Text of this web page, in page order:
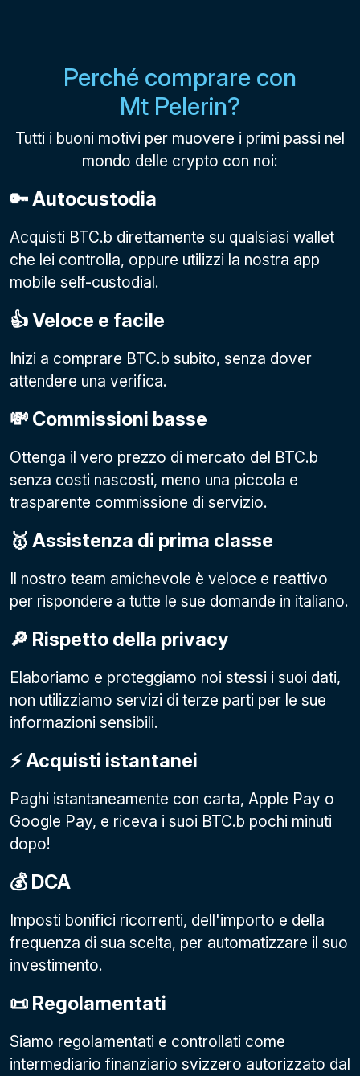
Perché comprare con
Mt Pelerin?
Tutti i buoni motivi per muovere i primi passi nel
mondo delle crypto con noi:
🔑 Autocustodia
Acquisti BTC.b direttamente su qualsiasi wallet
che lei controlla, oppure utilizzi la nostra app
mobile self-custodial.
👍 Veloce e facile
Inizi a comprare BTC.b subito, senza dover
attendere una verifica.
💸 Commissioni basse
Ottenga il vero prezzo di mercato del BTC.b
senza costi nascosti, meno una piccola e
trasparente commissione di servizio.
🥇 Assistenza di prima classe
Il nostro team amichevole è veloce e reattivo
per rispondere a tutte le sue domande in italiano.
🔎 Rispetto della privacy
Elaboriamo e proteggiamo noi stessi i suoi dati,
non utilizziamo servizi di terze parti per le sue
informazioni sensibili.
⚡️ Acquisti istantanei
Paghi istantaneamente con carta, Apple Pay o
Google Pay, e riceva i suoi BTC.b pochi minuti
dopo!
💰 DCA
Imposti bonifici ricorrenti, dell'importo e della
frequenza di sua scelta, per automatizzare il suo
investimento.
📜 Regolamentati
Siamo regolamentati e controllati come
intermediario finanziario svizzero autorizzato dal